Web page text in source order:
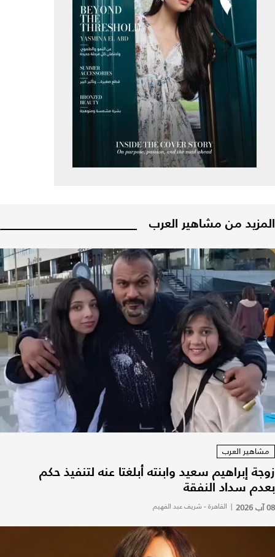
المزيد من مشاهير العرب
مشاهير العرب
زوجة إبراهيم سعيد وابنته أبلغتا عنه لتنفيذ حكم
بعدم سداد النفقة
08 آب 2026 | القاهرة - شريف عبد الفهيم